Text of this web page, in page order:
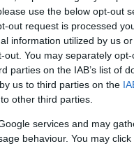
use the below opt-out
out request is processed
information utilized by us
You may separately
parties on the IAB’s list of
us to third parties on the
other third parties.
services and may
behaviour. You may
στενά και ότι δεν